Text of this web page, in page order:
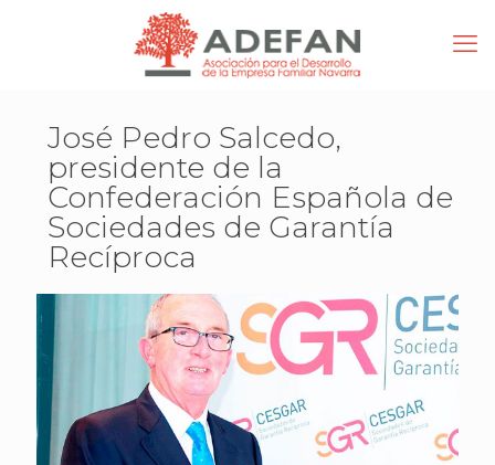
José Pedro Salcedo,
presidente de la
Confederación Española de
Sociedades de Garantía
Recíproca